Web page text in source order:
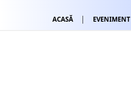
ACASĂ EVENIMENT